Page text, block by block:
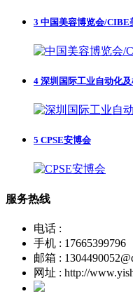
3 中国美容博览会/CIBE
4 深圳国际工业自动化
5 CPSE安博会
服务热线
电话 :
手机 : 17665399796
邮箱 :
网址 : http://